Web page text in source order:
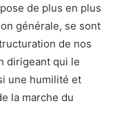
de plus en plus
générale, se sont
de nos
dirigeant qui le
une humilité et
la marche du